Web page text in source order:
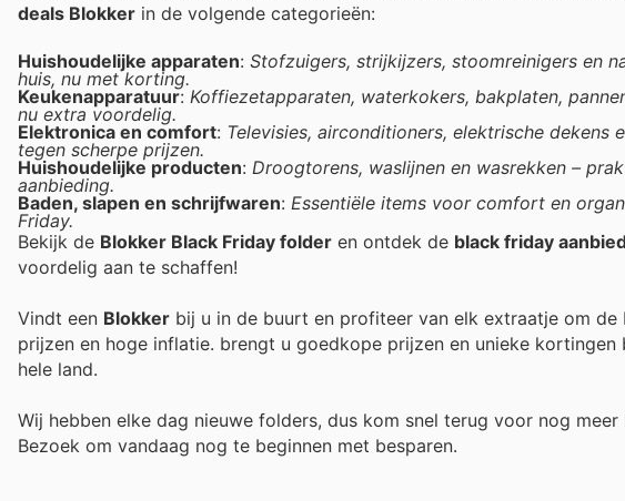
deals Blokker in de volgende categorieën:
Huishoudelijke apparaten: Stofzuigers, strijkijzers, stoomreinigers en
huis, nu met korting.
Keukenapparatuur: Koffiezetapparaten, waterkokers, bakplaten,
nu extra voordelig.
Elektronica en comfort: Televisies, airconditioners, elektrische
tegen scherpe prijzen.
Huishoudelijke producten: Droogtorens, waslijnen en wasrekken –
aanbieding.
Baden, slapen en schrijfwaren: Essentiële items voor comfort en
Friday.
Bekijk de Blokker Black Friday folder en ontdek de black friday
voordelig aan te schaffen!
Vindt een Blokker bij u in de buurt en profiteer van elk extraatje om
prijzen en hoge inflatie. brengt u goedkope prijzen en unieke kortingen
hele land.
Wij hebben elke dag nieuwe folders, dus kom snel terug voor nog meer
Bezoek om vandaag nog te beginnen met besparen.